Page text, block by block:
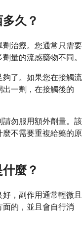
久？
劑治療。您通常只需要
量的流感藥物不同。
了。如果您在接觸流
一劑，在接觸後的
請勿服用額外劑量。該
不需要重複給藥的原
麼？
，副作用通常輕微且
的，並且會自行消